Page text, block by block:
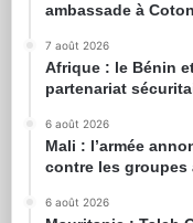
ambassade à
7 août 2026
Afrique : le Bénin
partenariat
6 août 2026
Mali : l’armée
contre les groupes
6 août 2026